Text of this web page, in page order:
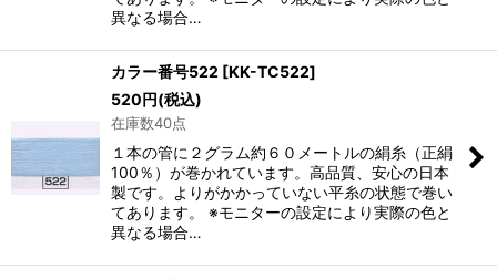
異なる場合…
カラー番号522 [KK-TC522]
520円(税込)
在庫数40点
１本の管に２グラム約６０メートルの絹糸（正絹
100％）が巻かれています。高品質、安心の日本
製です。よりがかかっていない平糸の状態で巻い
てあります。 ※モニターの設定により実際の色と
異なる場合…